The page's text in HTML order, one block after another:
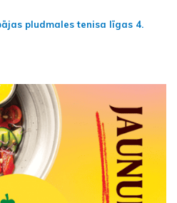
pludmales tenisa līgas 4.